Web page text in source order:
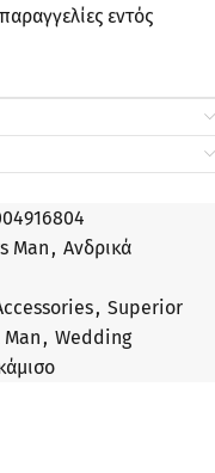
εντός
Man, Ανδρικά
, Superior
, Wedding